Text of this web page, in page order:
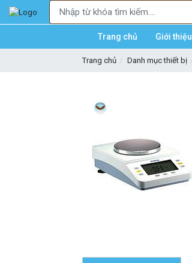
Trang chủ Giới thiệu
Trang chủ Danh mục thiết bị